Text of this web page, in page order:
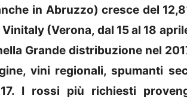
in Abruzzo) cresce del
(Verona, dal 15 al 18
Grande distribuzione nel
vini regionali, spumanti
I rossi più richiesti